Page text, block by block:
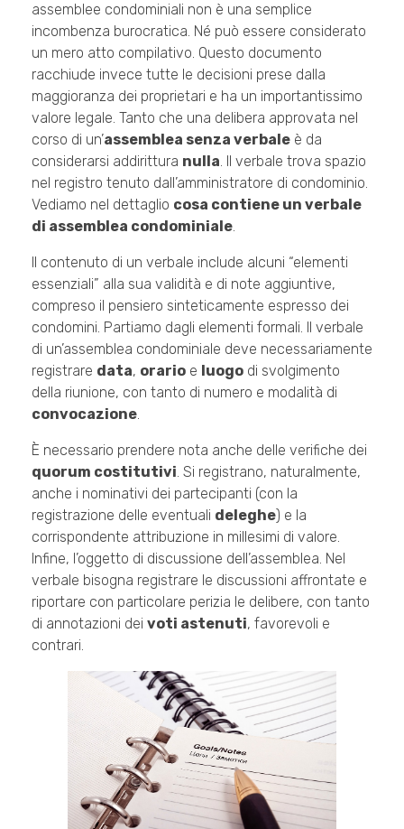
assemblee condominiali non è una semplice
incombenza burocratica. Né può essere considerato
un mero atto compilativo. Questo documento
racchiude invece tutte le decisioni prese dalla
maggioranza dei proprietari e ha un importantissimo
valore legale. Tanto che una delibera approvata nel
corso di un’assemblea senza verbale è da
considerarsi addirittura nulla. Il verbale trova spazio
nel registro tenuto dall’amministratore di condominio.
Vediamo nel dettaglio cosa contiene un verbale
di assemblea condominiale.
Il contenuto di un verbale include alcuni “elementi
essenziali” alla sua validità e di note aggiuntive,
compreso il pensiero sinteticamente espresso dei
condomini. Partiamo dagli elementi formali. Il verbale
di un’assemblea condominiale deve necessariamente
registrare data, orario e luogo di svolgimento
della riunione, con tanto di numero e modalità di
convocazione.
È necessario prendere nota anche delle verifiche dei
quorum costitutivi. Si registrano, naturalmente,
anche i nominativi dei partecipanti (con la
registrazione delle eventuali deleghe) e la
corrispondente attribuzione in millesimi di valore.
Infine, l’oggetto di discussione dell’assemblea. Nel
verbale bisogna registrare le discussioni affrontate e
riportare con particolare perizia le delibere, con tanto
di annotazioni dei voti astenuti, favorevoli e
contrari.